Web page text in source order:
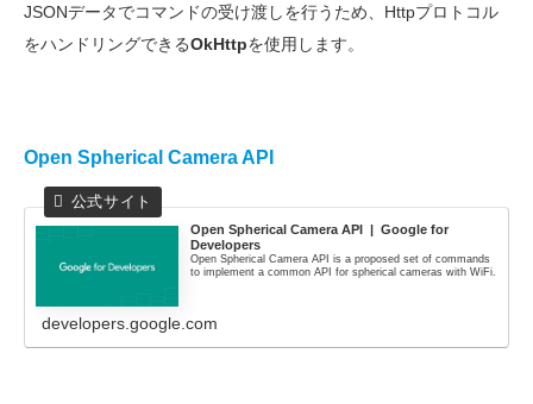
JSONデータでコマンドの受け渡しを行うため、Httpプロトコル
をハンドリングできるOkHttpを使用します。
Open Spherical Camera API
Open Spherical Camera API | Google for
Developers
Open Spherical Camera API is a proposed set of commands
to implement a common API for spherical cameras with WiFi.
developers.google.com